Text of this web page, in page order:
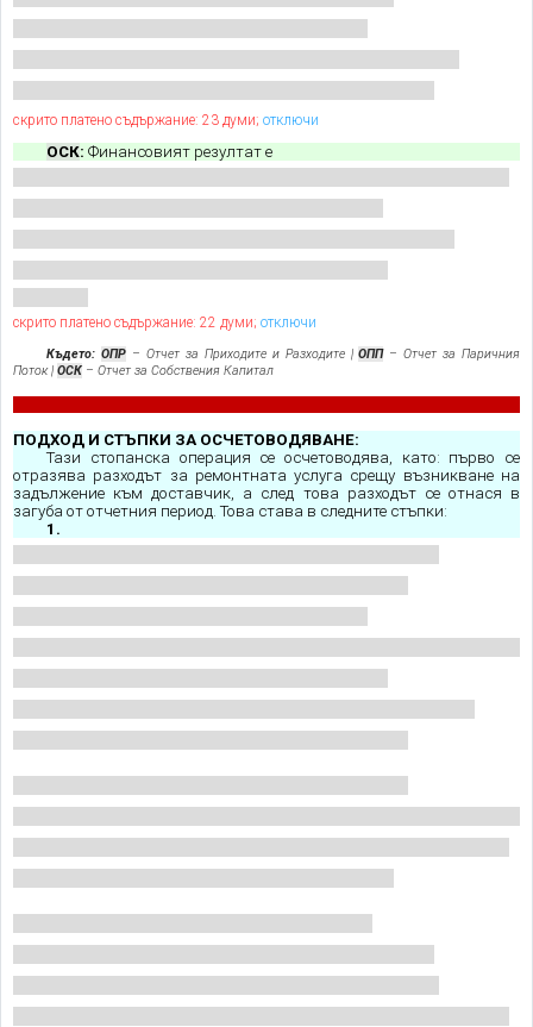
скрито платено съдържание: 23 думи; отключи
ОСК: Финансовият резултат е
скрито платено съдържание: 22 думи; отключи
Където:ОПР – Отчет за Приходите и Разходите |ОПП– Отчет за Паричния
Поток | ОСК – Отчет за Собствения Капитал
ПОДХОД И СТЪПКИ ЗА ОСЧЕТОВОДЯВАНЕ:
Тази стопанска операция се осчетоводява, като: първо се
отразява разходът за ремонтната услуга срещу възникване на
задължение към доставчик, а след това разходът се отнася в
загуба от отчетния период. Това става в следните стъпки:
1.